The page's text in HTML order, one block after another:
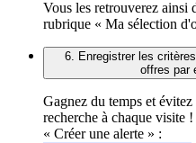
Vous les retrouverez ainsi
rubrique « Ma sélection
6. Enregistrer les
offres par
Gagnez du temps et
recherche à chaque visite
« Créer une alerte » :